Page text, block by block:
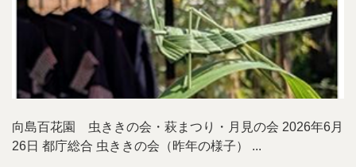
向島百花園 虫ききの会・萩まつり・月見の会 2026年6月
26日 都庁総合 虫ききの会（昨年の様子） ...